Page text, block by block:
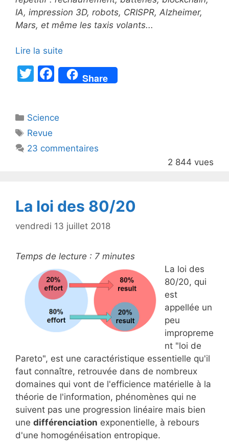
IA, impression 3D, robots, CRISPR, Alzheimer,
Mars, et même les taxis volants...
Lire la suite
T
er
F
a
e
o
Share
Catégories
Science
Étiquettes
Revue
23 commentaires
2 844 vues
La loi des 80/20
vendredi 13 juillet 2018
Temps de lecture : 7 minutes
La loi des
80/20, qui
est
appellée un
peu
impropreme
nt "loi de
Pareto", est une caractéristique essentielle qu'il
faut connaître, retrouvée dans de nombreux
domaines qui vont de l'efficience matérielle à la
théorie de l'information, phénomènes qui ne
suivent pas une progression linéaire mais bien
une différenciation exponentielle, à rebours
d'une homogénéisation entropique.